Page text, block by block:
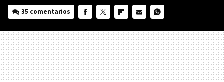
35 comentarios
MAIL